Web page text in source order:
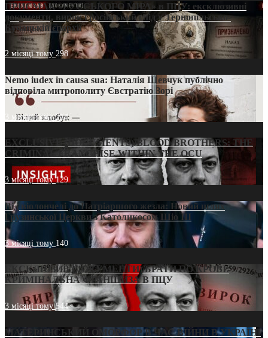
ПРИСМАК «РУССЬКОГО МІРА» в ПЦУ: ексклюзивні
документи, вирок і російський слід у Тернопільсько-
Бучацькій єпархії
2 місяці тому 298
Nemo iudex in causa sua: Наталія Шевчук публічно
відповіла митрополиту Євстратію Зорі
3 місяці тому214
EXCLUSIVE (DOCUMENTS)/BLOOD BROTHERS: THE
CRIMINAL FRANCHISE WITHIN THE OCU
3 місяці тому129
Від віолончелі до Патріаршого жезла: Новий шлях
Грузинської Церкви з Католикосом Шіо III
3 місяці тому 140
ЕКСКЛЮЗИВ (ДОКУМЕНТИ)/БРАТИ ПО КРОВІ:
КРИМІНАЛЬНА ФРАНШИЗА В ПЦУ
3 місяці тому544
МАТЕРИНСЬКИЙ ОМОРФОР В ЧАС ВІЙНИ В УКРАЇНІ